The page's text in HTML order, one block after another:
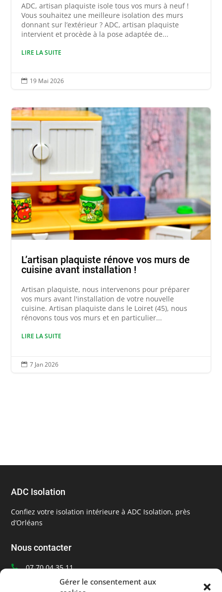
Gérer le consentement aux
ADC, artisan plaquiste isole tous vos murs à neuf !
Vous souhaitez une meilleure isolation des murs
donnant sur l’extérieur ? ADC, artisan plaquiste
intervient et procède à la pose adaptée de...
LIRE LA SUITE
 19 Mai 2026
L’artisan plaquiste rénove vos murs de
cuisine avant installation !
Artisan plaquiste, nous intervenons pour préparer
vos murs avant l'installation de votre nouvelle
cuisine. Artisan plaquiste dans le Loiret (45), nous
rénovons tous vos murs et en particulier...
LIRE LA SUITE
 7 Jan 2026
ADC Isolation
Confiez votre isolation intérieure à ADC Isolation, près
d’Orléans
Nous contacter
 07 70 04 35 11
Ecrivez-nous